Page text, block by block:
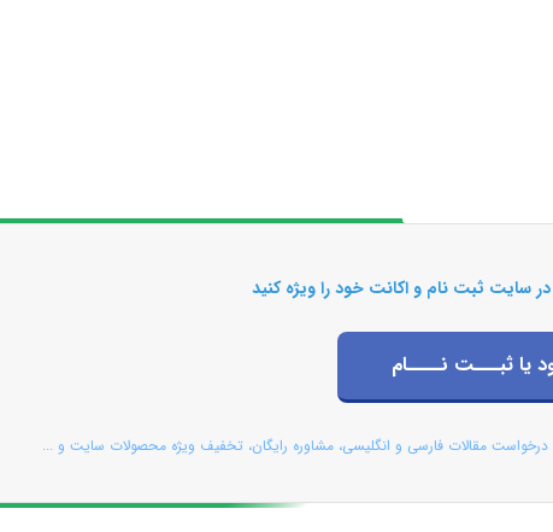
سایت ثبت نام و اکانت خود را ویژه کنید
یا ثبـــت نــــام
مقالات فارسی و انگلیسی، مشاوره رایگان، تخفیف ویژه محصولات سایت و ...